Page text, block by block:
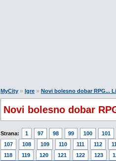
MyCity » Igre » Novi bolesno dobar RPG...
Novi bolesno dobar
Strana: 1 97 98 99 100 101
107
108 109 110 111 112
118
119 120 121 122 123